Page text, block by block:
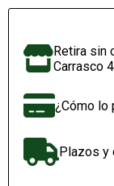
Retira sin
Carrasco
¿Cómo lo
Plazos y